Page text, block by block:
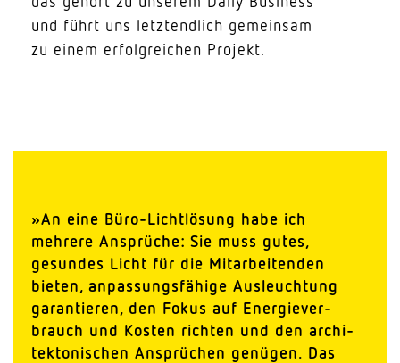
und führt uns letzt­endlich gemeinsam
zu einem erfolg­reichen Projekt.
»An eine Büro-Licht­lösung habe ich
mehrere Ansprüche: Sie muss gutes,
gesundes Licht für die Mitar­bei­tenden
bieten, anpas­sungs­fähige Ausleuchtung
garan­tieren, den Fokus auf Ener­gie­ver­
brauch und Kosten richten und den archi­
tek­to­ni­schen Ansprüchen genügen. Das